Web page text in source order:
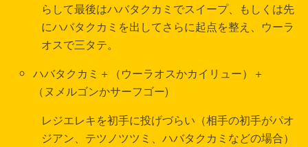
らして最後はハバタクカミでスイープ、もしくは先
にハバタクカミを出してさらに起点を整え、ウーラ
オスで三タテ。
ハバタクカミ＋（ウーラオスかカイリュー）＋
（ヌメルゴンかサーフゴー)
レジエレキを初手に投げづらい（相手の初手がパオ
ジアン、テツノツツミ、ハバタクカミなどの場合）